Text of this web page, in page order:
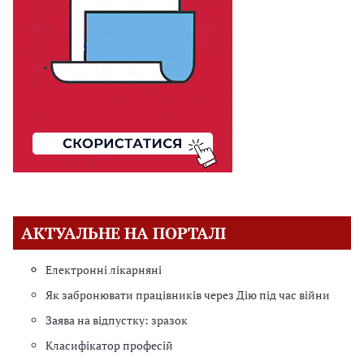
АКТУАЛЬНЕ НА ПОРТАЛІ
Електронні лікарняні
Як забронювати працівників через Дію під час війни
Заява на відпустку: зразок
Класифікатор професій